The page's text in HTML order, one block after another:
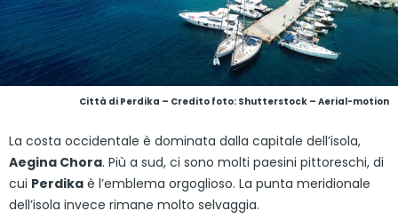
Città di Perdika – Credito foto: Shutterstock – Aerial-motion
La costa occidentale è dominata dalla capitale dell’isola,
Aegina Chora. Più a sud, ci sono molti paesini pittoreschi, di
cui Perdika è l’emblema orgoglioso. La punta meridionale
dell’isola invece rimane molto selvaggia.